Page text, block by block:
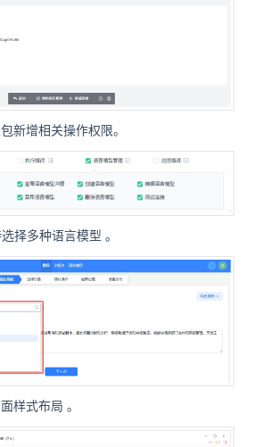
新增相关操作权限。
择多种语言模型 。
样式布局 。